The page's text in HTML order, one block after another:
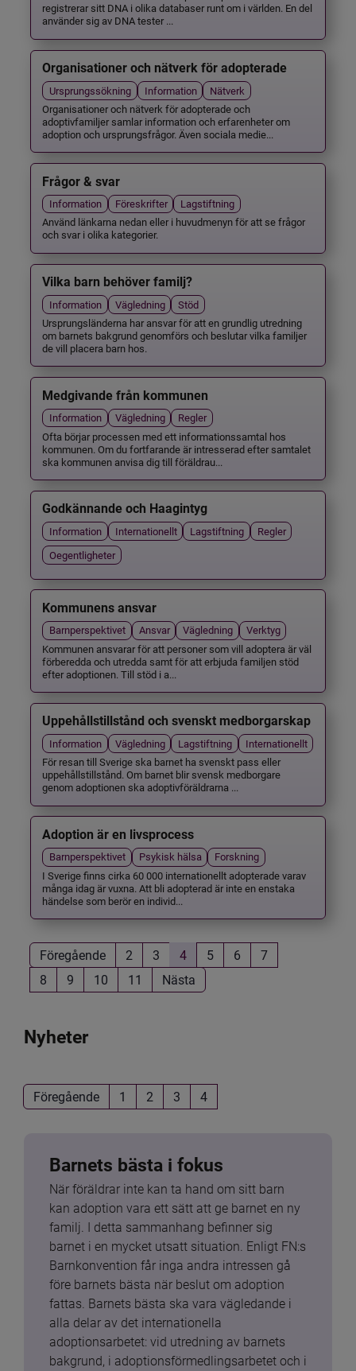
registrerar sitt DNA i olika databaser runt om i världen. En del
använder sig av DNA tester ...
Organisationer och nätverk för adopterade
Ursprungssökning Information
Nätverk
Organisationer och nätverk för adopterade och
adoptivfamiljer samlar information och erfarenheter om
adoption och ursprungsfrågor. Även sociala medie...
Frågor & svar
Information Föreskrifter
Lagstiftning
Använd länkarna nedan eller i huvudmenyn för att se frågor
och svar i olika kategorier.
Vilka barn behöver familj?
Information Vägledning
Stöd
Ursprungsländerna har ansvar för att en grundlig utredning
om barnets bakgrund genomförs och beslutar vilka familjer
de vill placera barn hos.
Medgivande från kommunen
Information Vägledning
Regler
Ofta börjar processen med ett informationssamtal hos
kommunen. Om du fortfarande är intresserad efter samtalet
ska kommunen anvisa dig till föräldrau...
Godkännande och Haagintyg
Information Internationellt Lagstiftning
Regler
Oegentligheter
Kommunens ansvar
Barnperspektivet Ansvar Vägledning
Verktyg
Kommunen ansvarar för att personer som vill adoptera är väl
förberedda och utredda samt för att erbjuda familjen stöd
efter adoptionen. Till stöd i a...
Uppehållstillstånd och svenskt medborgarskap
Information Vägledning Lagstiftning
Internationellt
För resan till Sverige ska barnet ha svenskt pass eller
uppehållstillstånd. Om barnet blir svensk medborgare
genom adoptionen ska adoptivföräldrarna ...
Adoption är en livsprocess
Barnperspektivet Psykisk hälsa
Forskning
I Sverige finns cirka 60 000 internationellt adopterade varav
många idag är vuxna. Att bli adopterad är inte en enstaka
händelse som berör en individ...
Föregående 2 3 4 5 6
7
8
9 10 11 Nästa
Nyheter
Föregående 1 2 3 4
Barnets bästa i fokus
När föräldrar inte kan ta hand om sitt barn
kan adoption vara ett sätt att ge barnet en ny
familj. I detta sammanhang befinner sig
barnet i en mycket utsatt situation. Enligt FN:s
Barnkonvention får inga andra intressen gå
före barnets bästa när beslut om adoption
fattas. Barnets bästa ska vara vägledande i
alla delar av det internationella
adoptionsarbetet: vid utredning av barnets
bakgrund, i adoptionsförmedlingsarbetet och i